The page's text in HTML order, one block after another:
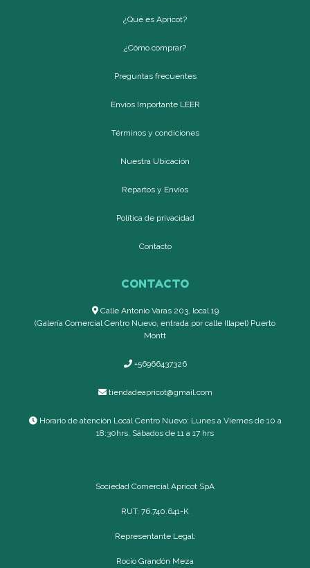
¿Qué es Apricot?
¿Cómo comprar?
Preguntas frecuentes
Envíos Importante LEER
Términos y condiciones
Nuestra Ubicación
Repartos y Envíos
Política de privacidad
Contacto
CONTACTO
Calle Antonio Varas 203, local 19
(Galería Comercial Centro Nuevo, entrada por calle Illapel) Puerto
Montt
+56966437326
tiendadeapricot@gmail.com
Horario de atención Local Centro Nuevo: Lunes a Viernes de 10 a
18:30hrs, Sábados de 11 a 17 hrs
Sociedad Comercial Apricot SpA
RUT: 76.740.641-K
Representante Legal:
Rocío Grandón Meza